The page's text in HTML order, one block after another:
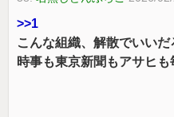
>>1
こんな組織、解散でいいだ
時事も東京新聞もアサヒ